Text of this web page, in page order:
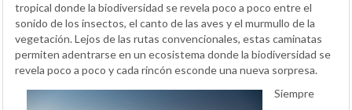
tropical donde la biodiversidad se revela poco a poco entre el
sonido de los insectos, el canto de las aves y el murmullo de la
vegetación. Lejos de las rutas convencionales, estas caminatas
permiten adentrarse en un ecosistema donde la biodiversidad se
revela poco a poco y cada rincón esconde una nueva sorpresa.
Siempre